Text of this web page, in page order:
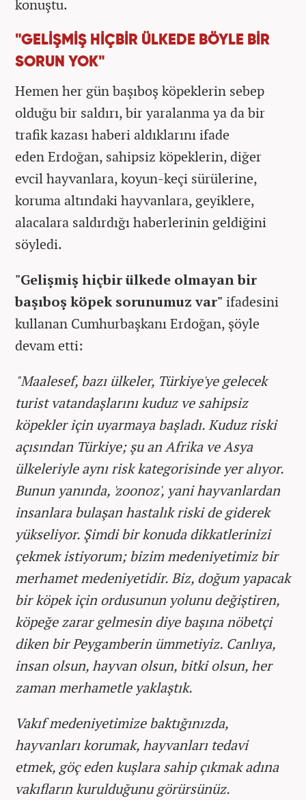
konuştu.
"GELİŞMİŞ HİÇBİR ÜLKEDE BÖYLE BİR
SORUN YOK"
Hemen her gün başıboş köpeklerin sebep
olduğu bir saldırı, bir yaralanma ya da bir
trafik kazası haberi aldıklarını ifade
eden Erdoğan, sahipsiz köpeklerin, diğer
evcil hayvanlara, koyun-keçi sürülerine,
koruma altındaki hayvanlara, geyiklere,
alacalara saldırdığı haberlerinin geldiğini
söyledi.
"Gelişmiş hiçbir ülkede olmayan bir
başıboş köpek sorunumuz var" ifadesini
kullanan Cumhurbaşkanı Erdoğan, şöyle
devam etti:
"Maalesef, bazı ülkeler, Türkiye'ye gelecek
turist vatandaşlarını kuduz ve sahipsiz
köpekler için uyarmaya başladı. Kuduz riski
açısından Türkiye; şu an Afrika ve Asya
ülkeleriyle aynı risk kategorisinde yer alıyor.
Bunun yanında, 'zoonoz', yani hayvanlardan
insanlara bulaşan hastalık riski de giderek
yükseliyor. Şimdi bir konuda dikkatlerinizi
çekmek istiyorum; bizim medeniyetimiz bir
merhamet medeniyetidir. Biz, doğum yapacak
bir köpek için ordusunun yolunu değiştiren,
köpeğe zarar gelmesin diye başına nöbetçi
diken bir Peygamberin ümmetiyiz. Canlıya,
insan olsun, hayvan olsun, bitki olsun, her
zaman merhametle yaklaştık.
Vakıf medeniyetimize baktığınızda,
hayvanları korumak, hayvanları tedavi
etmek, göç eden kuşlara sahip çıkmak adına
vakıfların kurulduğunu görürsünüz.